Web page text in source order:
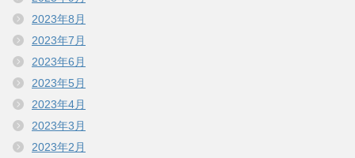
2023年8月
2023年7月
2023年6月
2023年5月
2023年4月
2023年3月
2023年2月